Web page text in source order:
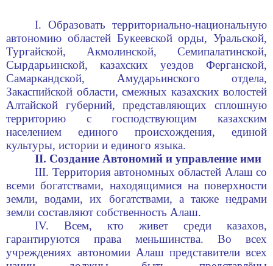
I. Образовать территориально-национальную
автономию областей Букеевской орды, Уральской,
Тургайской, Акмолинской, Семипалатинской,
Сырдарьинской, казахских уездов Ферганской,
Самаркандской, Амударьинского отдела,
Закаспийской области, смежных казахских волостей
Алтайской губерний, представляющих сплошную
территорию с господствующим казахским
населением единого происхождения, единой
культуры, истории и единого языка.
II. Создание Автономий и управление ими
III. Территория автономных областей Алаш со
всеми богатствами, находящимися на поверхности
земли, водами, их богатствами, а также недрами
земли составляют собственность Алаш.
IV. Всем, кто живет среди казахов,
гарантируются права меньшинства. Во всех
учреждениях автономии Алаш представители всех